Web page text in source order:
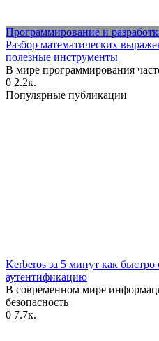
Программирование и
Разбор математических
полезные инструменты
В мире программирования
0 2.2к.
Популярные публикации
Kerberos за 5 минут как быстро
аутентификацию
В современном мире
безопасность
0 7.7к.